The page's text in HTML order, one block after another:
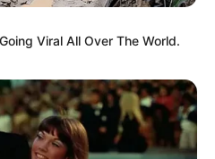
Viral All Over The World.